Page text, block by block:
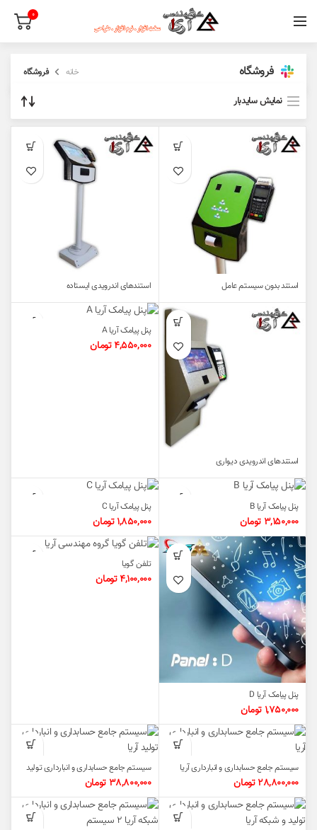
0
فروشگاه خانه فروشگاه
نمایش سایدبار
استند بدون سیستم عامل استندهای اندرویدی ایستاده
استندهای اندرویدی دیواری
پنل پیامک آریا A
4,550,000 تومان
پنل پیامک آریا B
3,150,000 تومان
پنل پیامک آریا C
1,850,000 تومان
پنل پیامک آریا D
1,750,000 تومان
تلفن گویا
4,100,000 تومان
سیستم جامع حسابداری و انبارداری آریا
28,800,000 تومان
سیستم جامع حسابداری و انبارداری تولید
آریا
38,800,000 تومان